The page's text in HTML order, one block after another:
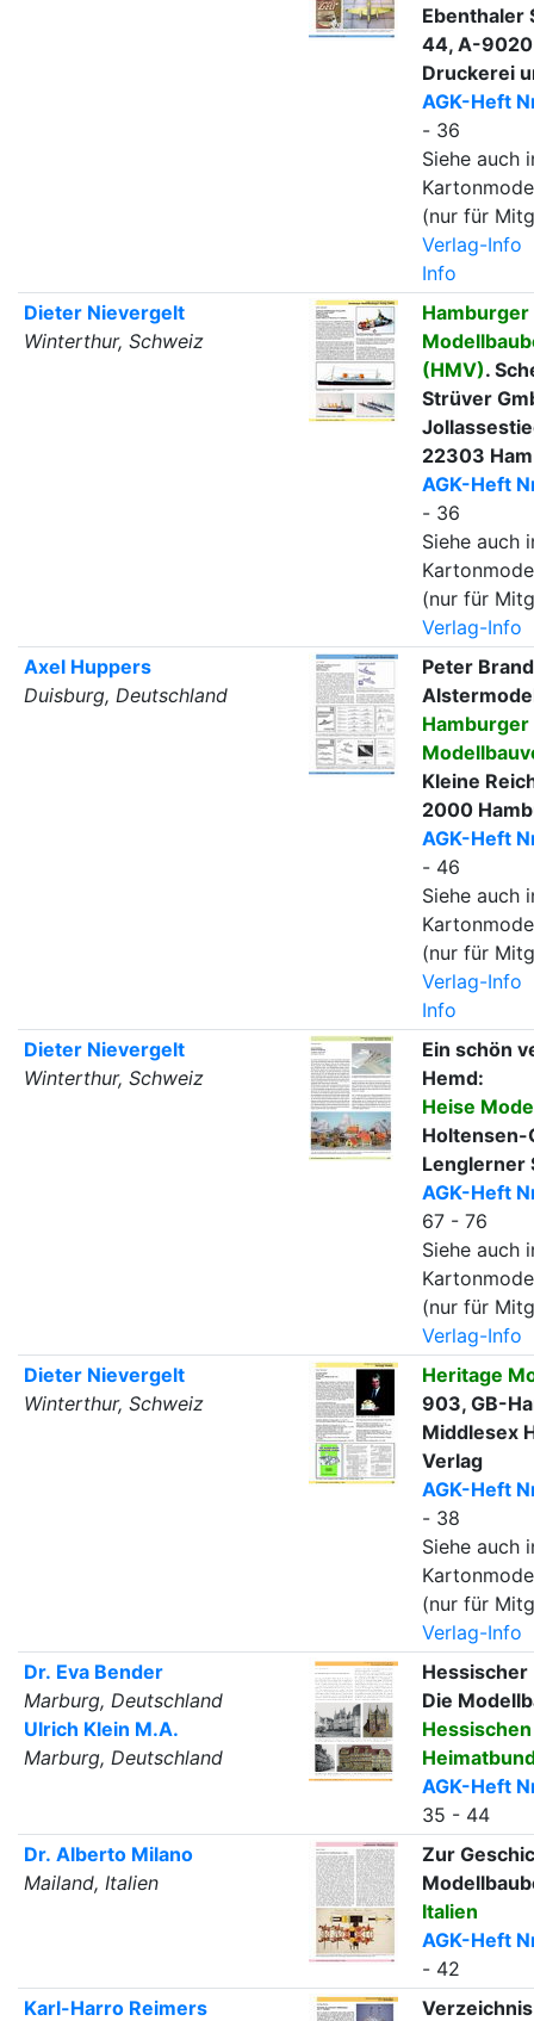
Ebenthaler
44, A-
Druckerei
AGK-Heft
- 36
Siehe auch
(nur für
Verlag-Info
Info
Dieter Nievergelt
Winterthur, Schweiz
Hamburger
(HMV).
Strüver
22303
AGK-Heft
- 36
Siehe auch
(nur für
Verlag-Info
Axel Huppers
Duisburg, Deutschland
Peter
Hamburger
Kleine
2000
AGK-Heft
- 46
Siehe auch
(nur für
Verlag-Info
Info
Dieter Nievergelt
Winterthur, Schweiz
Ein schön
Hemd:
Heise
Holtensen-
Lenglerner
AGK-Heft
67 - 76
Siehe auch
(nur für
Verlag-Info
Dieter Nievergelt
Winterthur, Schweiz
Heritage
903, GB-
Middlesex
Verlag
AGK-Heft
- 38
Siehe auch
(nur für
Verlag-Info
Dr. Eva Bender
Marburg, Deutschland
Ulrich Klein M.A.
Marburg, Deutschland
Hessischer
Die
Hessischen
AGK-Heft
35 - 44
Dr. Alberto Milano
Mailand, Italien
Zur
Italien
AGK-Heft
- 42
Karl-Harro Reimers